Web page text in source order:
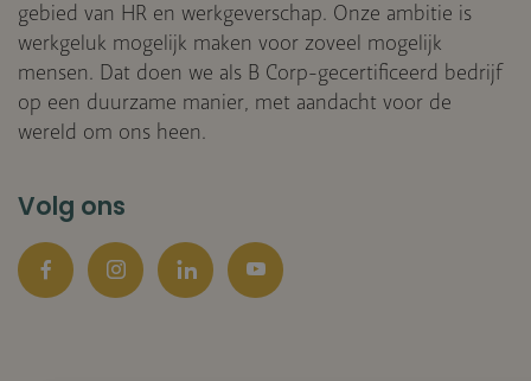
gebied van HR en werkgeverschap. Onze ambitie is
werkgeluk mogelijk maken voor zoveel mogelijk
mensen. Dat doen we als B Corp-gecertificeerd bedrijf
op een duurzame manier, met aandacht voor de
wereld om ons heen.
Volg ons